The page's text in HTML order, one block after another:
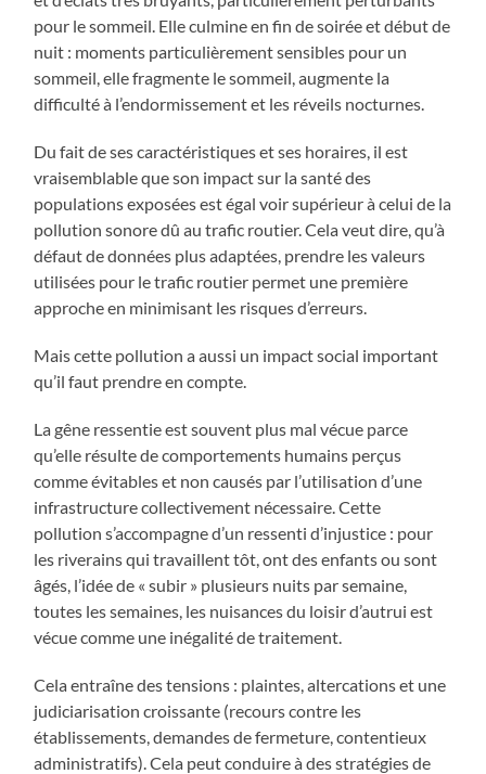
pour le sommeil. Elle culmine en fin de soirée et début de
nuit : moments particulièrement sensibles pour un
sommeil, elle fragmente le sommeil, augmente la
difficulté à l’endormissement et les réveils nocturnes.
Du fait de ses caractéristiques et ses horaires, il est
vraisemblable que son impact sur la santé des
populations exposées est égal voir supérieur à celui de la
pollution sonore dû au trafic routier. Cela veut dire, qu’à
défaut de données plus adaptées, prendre les valeurs
utilisées pour le trafic routier permet une première
approche en minimisant les risques d’erreurs.
Mais cette pollution a aussi un impact social important
qu’il faut prendre en compte.
La gêne ressentie est souvent plus mal vécue parce
qu’elle résulte de comportements humains perçus
comme évitables et non causés par l’utilisation d’une
infrastructure collectivement nécessaire. Cette
pollution s’accompagne d’un ressenti d’injustice : pour
les riverains qui travaillent tôt, ont des enfants ou sont
âgés, l’idée de « subir » plusieurs nuits par semaine,
toutes les semaines, les nuisances du loisir d’autrui est
vécue comme une inégalité de traitement.
Cela entraîne des tensions : plaintes, altercations et une
judiciarisation croissante (recours contre les
établissements, demandes de fermeture, contentieux
administratifs). Cela peut conduire à des stratégies de